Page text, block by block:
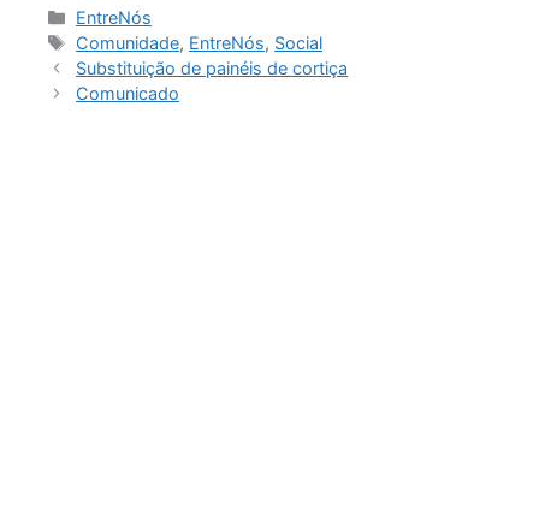
EntreNós
Comunidade, EntreNós, Social
Substituição de painéis de cortiça
Comunicado